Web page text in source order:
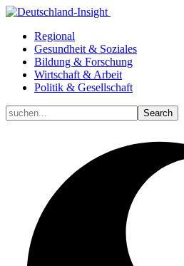
Regional
Gesundheit & Soziales
Bildung & Forschung
Wirtschaft & Arbeit
Politik & Gesellschaft